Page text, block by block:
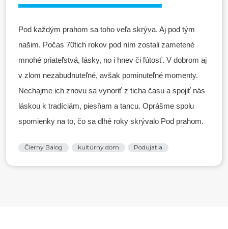
Pod každým prahom sa toho veľa skrýva. Aj pod tým
našim. Počas 70tich rokov pod ním zostali zametené
mnohé priateľstvá, lásky, no i hnev či ľútosť. V dobrom aj
v zlom nezabudnuteľné, avšak pominuteľné momenty.
Nechajme ich znovu sa vynoriť z ticha času a spojiť nás
láskou k tradíciám, piesňam a tancu. Oprášme spolu
spomienky na to, čo sa dlhé roky skrývalo Pod prahom.
Čierny Balog kultúrny dom Podujatia